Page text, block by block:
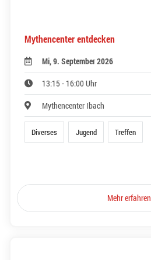
Mythencenter entdecken
Mi, 9. September 2026
13:15 - 16:00 Uhr
Mythencenter Ibach
Diverses Jugend Treffen
Mehr erfahren